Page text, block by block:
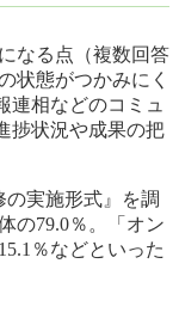
なる点（複数回答
状態がつかみにく
連相などのコミュ
捗状況や成果の把
の実施形式』を調
の79.0％。「オン
％などといった